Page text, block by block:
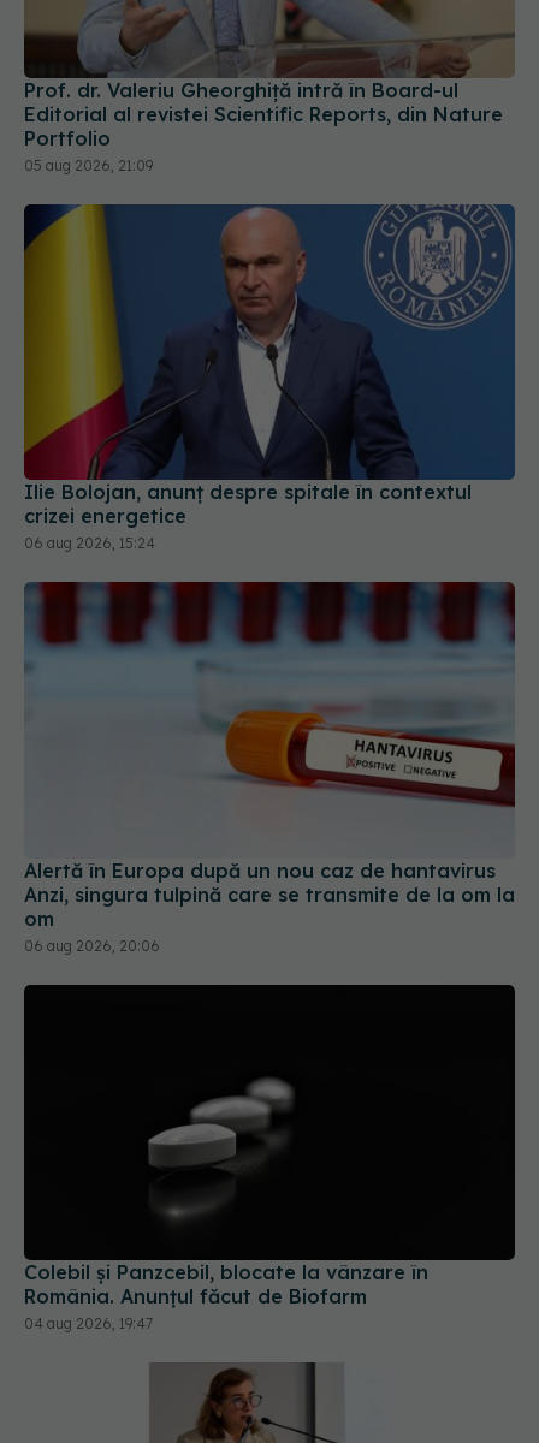
Prof. dr. Valeriu Gheorghiță intră în Board-ul
Editorial al revistei Scientific Reports, din Nature
Portfolio
05 aug 2026, 21:09
Ilie Bolojan, anunț despre spitale în contextul
crizei energetice
06 aug 2026, 15:24
Alertă în Europa după un nou caz de hantavirus
06 aug 2026, 20:06
Colebil și Panzcebil, blocate la vânzare în
04 aug 2026, 19:47